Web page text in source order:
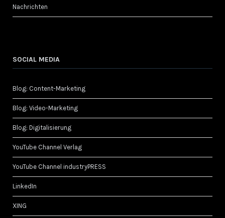
Nachrichten
SOCIAL MEDIA
Blog: Content-Marketing
Blog: Video-Marketing
Blog: Digitalisierung
YouTube Channel Verlag
YouTube Channel industryPRESS
LinkedIn
XING